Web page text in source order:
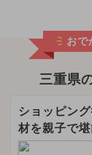
おで
三重県
ショッピン
材を親子で